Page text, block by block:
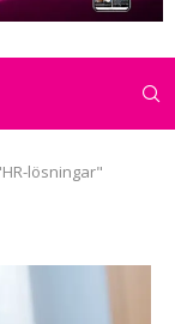
lösningar"